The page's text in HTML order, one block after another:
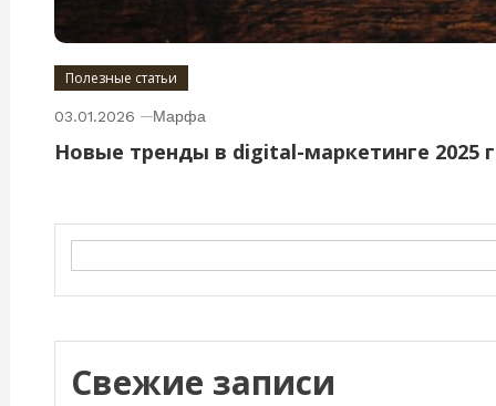
Полезные статьи
03.01.2026 Марфа
Новые тренды в digital-маркетинге 2025
Свежие записи